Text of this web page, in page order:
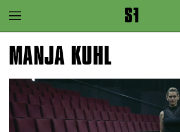
Zur Hauptnavigation springen
Zum Hauptinhalt springen
MANJA KUHL